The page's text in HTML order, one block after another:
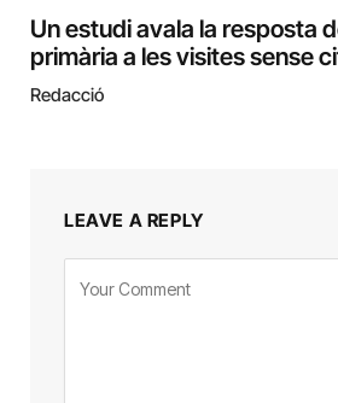
Un estudi avala la resposta
primària a les visites sense
Redacció
LEAVE A REPLY